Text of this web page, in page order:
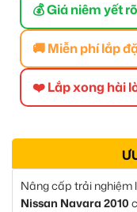
💰 Giá niêm yết
🚚 Miễn phí lắp
❤️ Lắp xong hài
Nâng cấp trải nghiệm
Nissan Navara 2010